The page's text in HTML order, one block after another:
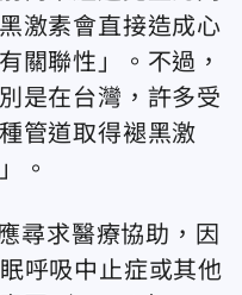
激素會直接造成心
關聯性」。不過，
是在台灣，許多受
管道取得褪黑激
。